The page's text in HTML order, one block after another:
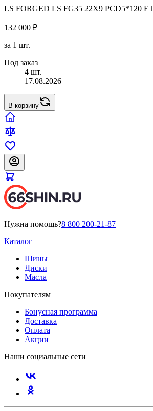
LS FORGED LS FG35 22X9 PCD5*120
132 000 ₽
за 1 шт.
Под заказ
4 шт.
17.08.2026
В корзину
Нужна помощь?8 800 200-21-87
Каталог
Шины
Диски
Масла
Покупателям
Бонусная программа
Доставка
Оплата
Акции
Наши социальные сети